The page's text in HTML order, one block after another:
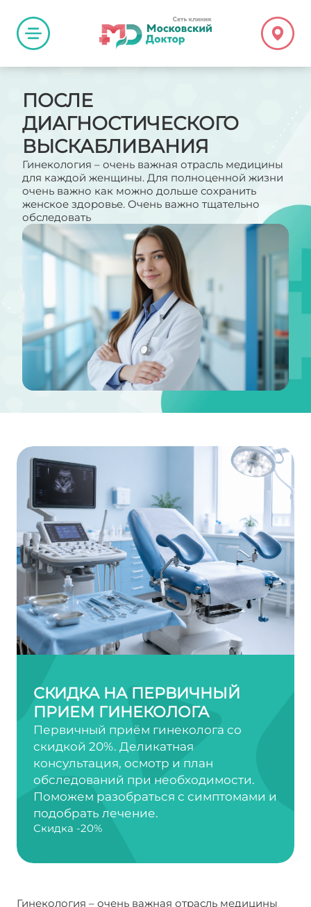
ПОСЛЕ
ДИАГНОСТИЧЕСКОГО
ВЫСКАБЛИВАНИЯ
Гинекология – очень важная отрасль медицины
для каждой женщины. Для полноценной жизни
очень важно как можно дольше сохранить
женское здоровье. Очень важно тщательно
обследовать
СКИДКА НА ПЕРВИЧНЫЙ
ПРИЕМ ГИНЕКОЛОГА
Первичный приём гинеколога со
скидкой 20%. Деликатная
консультация, осмотр и план
обследований при необходимости.
Поможем разобраться с симптомами и
подобрать лечение.
Скидка -20%
Гинекология – очень важная отрасль медицины